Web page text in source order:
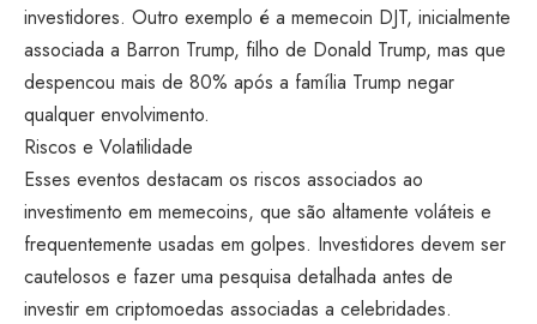
investidores. Outro exemplo é a memecoin DJT, inicialmente
associada a Barron Trump, filho de Donald Trump, mas que
despencou mais de 80% após a família Trump negar
qualquer envolvimento.
Riscos e Volatilidade
Esses eventos destacam os riscos associados ao
investimento em memecoins, que são altamente voláteis e
frequentemente usadas em golpes. Investidores devem ser
cautelosos e fazer uma pesquisa detalhada antes de
investir em criptomoedas associadas a celebridades.